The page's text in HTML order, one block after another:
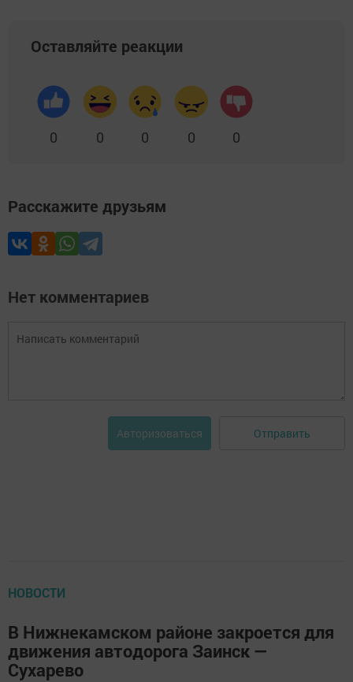
Оставляйте реакции
0 0 0 0 0
Расскажите друзьям
Нет комментариев
Авторизоваться Отправить
НОВОСТИ
В Нижнекамском районе закроется для
движения автодорога Заинск —
Сухарево